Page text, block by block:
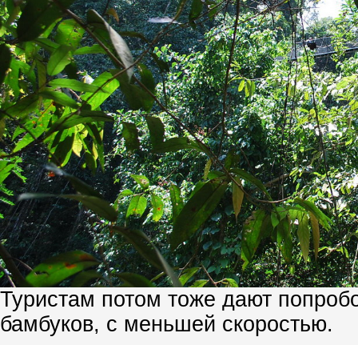
Туристам потом тоже дают
бамбуков, с меньшей скоростью.